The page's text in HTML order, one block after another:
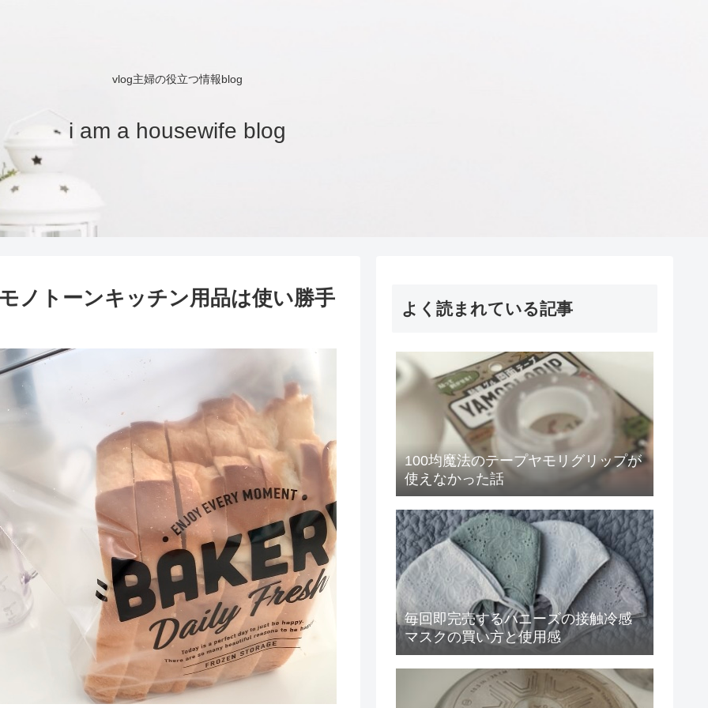
vlog主婦の役立つ情報blog
i am a housewife blog
ノトーンキッチン用品は使い勝手 よく読まれている記事
100均魔法のテープヤモリグリップが
使えなかった話
毎回即完売するハニーズの接触冷感
マスクの買い方と使用感